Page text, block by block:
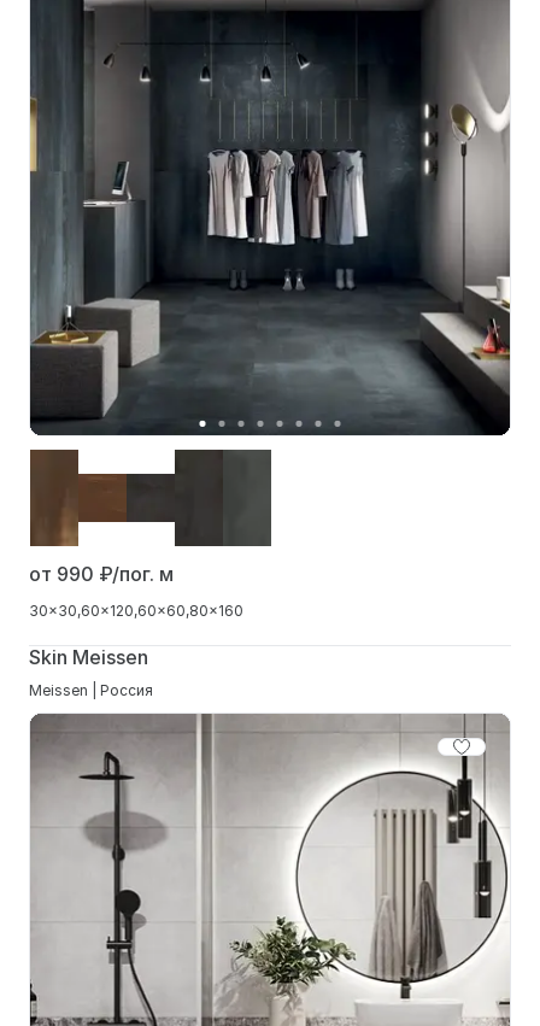
от 990 ₽/пог. м
30x30 60x120 60x60 80x160
Skin Meissen
Meissen | Россия